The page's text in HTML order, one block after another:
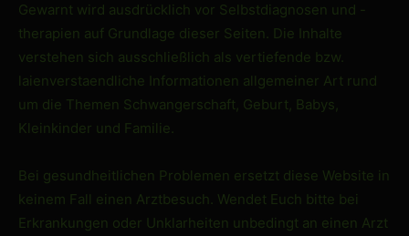
Gewarnt wird ausdrücklich vor Selbstdiagnosen und -
therapien auf Grundlage dieser Seiten. Die Inhalte
verstehen sich ausschließlich als vertiefende bzw.
laienverstaendliche Informationen allgemeiner Art rund
um die Themen Schwangerschaft, Geburt, Babys,
Kleinkinder und Familie.
Bei gesundheitlichen Problemen ersetzt diese Website in
keinem Fall einen Arztbesuch. Wendet Euch bitte bei
Erkrankungen oder Unklarheiten unbedingt an einen Arzt